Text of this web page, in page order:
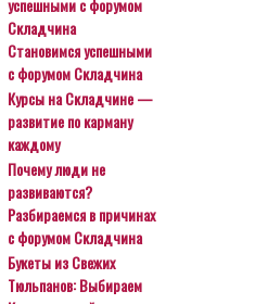
Становимся успешными
с форумом Складчина
Курсы на Складчине —
развитие по карману
каждому
Почему люди не
развиваются?
Разбираемся в причинах
с форумом Складчина
Букеты из Свежих
Тюльпанов: Выбираем